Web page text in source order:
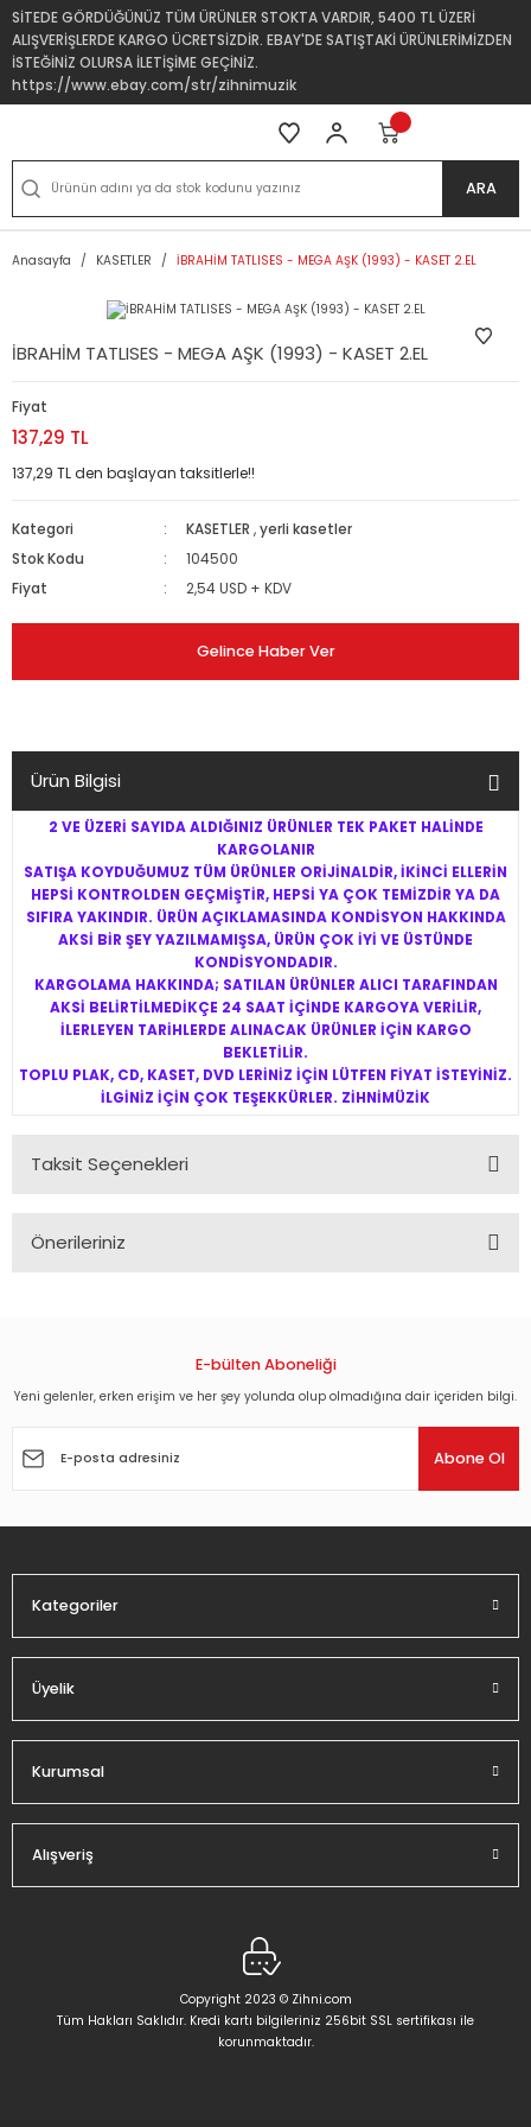
SİTEDE GÖRDÜĞÜNÜZ TÜM ÜRÜNLER STOKTA VARDIR, 5400 TL ÜZERİ
ALIŞVERİŞLERDE KARGO ÜCRETSİZDİR. EBAY'DE SATIŞTAKİ ÜRÜNLERİMİZDEN
İSTEĞİNİZ OLURSA İLETİŞİME GEÇİNİZ.
https://www.ebay.com/str/zihnimuzik
ARA
Anasayfa KASETLER İBRAHİM TATLISES - MEGA AŞK (1993) - KASET 2.EL
İBRAHİM TATLISES - MEGA AŞK (1993) - KASET 2.EL
Fiyat
137,29 TL
137,29 TL den başlayan taksitlerle!!
Kategori KASETLER ,yerli kasetler
Stok Kodu
104500
Fiyat
2,54 USD + KDV
Gelince Haber Ver
Ürün Bilgisi
2 VE ÜZERİ SAYIDA ALDIĞINIZ ÜRÜNLER TEK PAKET HALİNDE
KARGOLANIR
SATIŞA KOYDUĞUMUZ TÜM ÜRÜNLER ORİJİNALDİR, İKİNCİ ELLERİN
HEPSİ KONTROLDEN GEÇMİŞTİR, HEPSİ YA ÇOK TEMİZDİR YA DA
SIFIRA YAKINDIR. ÜRÜN AÇIKLAMASINDA KONDİSYON HAKKINDA
AKSİ BİR ŞEY YAZILMAMIŞSA, ÜRÜN ÇOK İYİ VE ÜSTÜNDE
KONDİSYONDADIR.
KARGOLAMA HAKKINDA; SATILAN ÜRÜNLER ALICI TARAFINDAN
AKSİ BELİRTİLMEDİKÇE 24 SAAT İÇİNDE KARGOYA VERİLİR,
İLERLEYEN TARİHLERDE ALINACAK ÜRÜNLER İÇİN KARGO
BEKLETİLİR.
TOPLU PLAK, CD, KASET, DVD LERİNİZ İÇİN LÜTFEN FİYAT İSTEYİNİZ.
İLGİNİZ İÇİN ÇOK TEŞEKKÜRLER. ZİHNİMÜZİK
Taksit Seçenekleri
Önerileriniz
Görüş ve önerileriniz için teşekkür ederiz.
Ürün açıklamasında eksik bilgiler bulunuyor.
E-bülten Aboneliği
Yeni gelenler, erken erişim ve her şey yolunda olup olmadığına dair içeriden bilgi.
Abone Ol
Kategoriler
Üyelik
Kurumsal
Alışveriş
Copyright 2023 © Zihni.com
Tüm Hakları Saklıdır. Kredi kartı bilgileriniz 256bit SSL sertifikası ile
korunmaktadır.